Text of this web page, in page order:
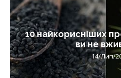
10 найкорисніших
ви не
14/Лип/